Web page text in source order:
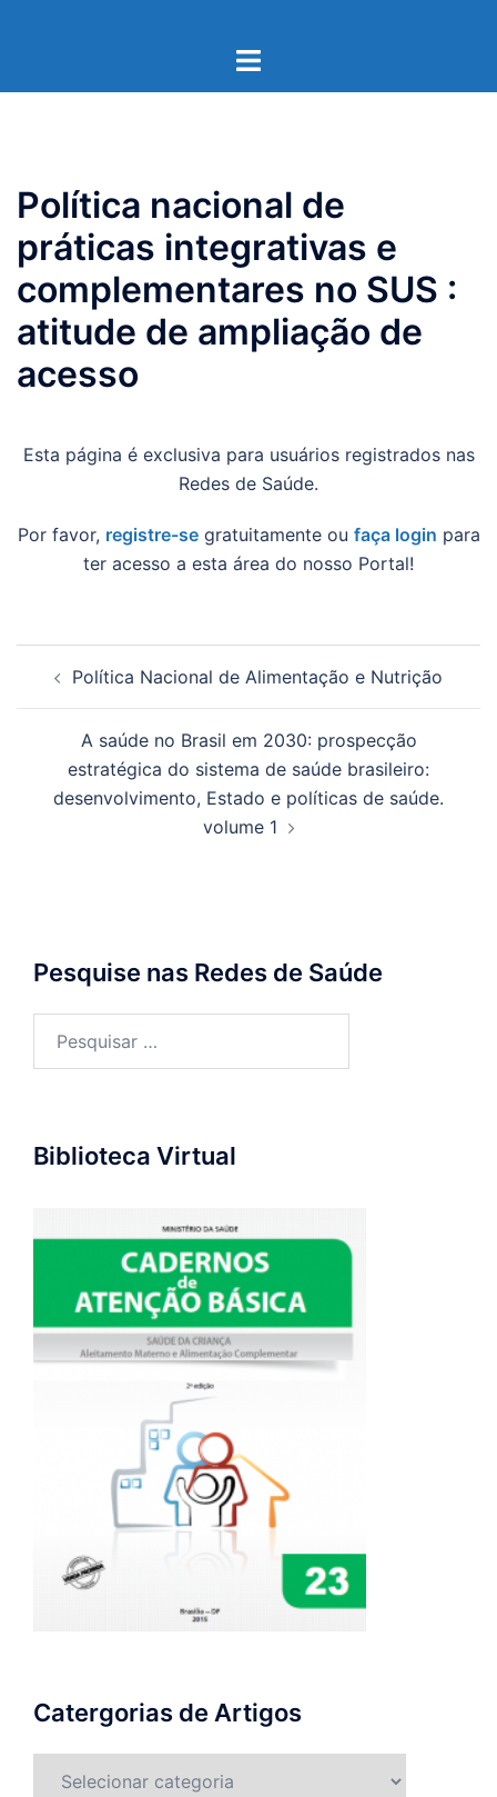
Toggle
Política nacional de
práticas integrativas e
complementares no SUS :
atitude de ampliação de
acesso
Esta página é exclusiva para usuários registrados nas
Redes de Saúde.
Por favor, registre-segratuitamente ou faça login para
ter acesso a esta área do nosso Portal!
Política Nacional de Alimentação e Nutrição
A saúde no Brasil em 2030: prospecção
estratégica do sistema de saúde brasileiro:
desenvolvimento, Estado e políticas de saúde.
volume 1
Pesquise nas Redes de Saúde
Biblioteca Virtual
Catergorias de Artigos